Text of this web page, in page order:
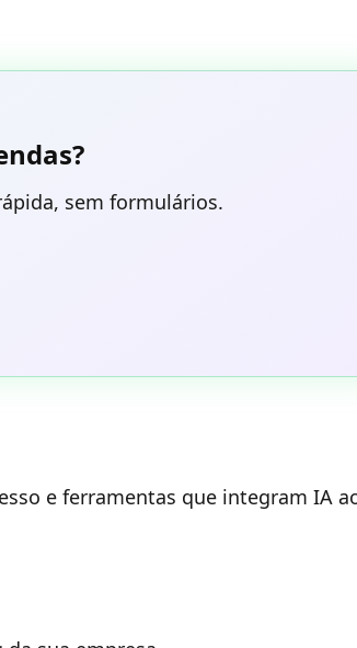
sem formulários.
e ferramentas que integram IA